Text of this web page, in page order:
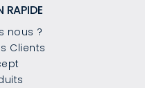
RAPIDE
nous ?
Clients